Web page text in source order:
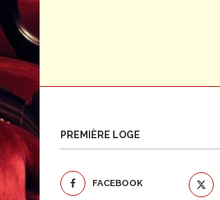
PREMIÈRE LOGE
FACEBOOK